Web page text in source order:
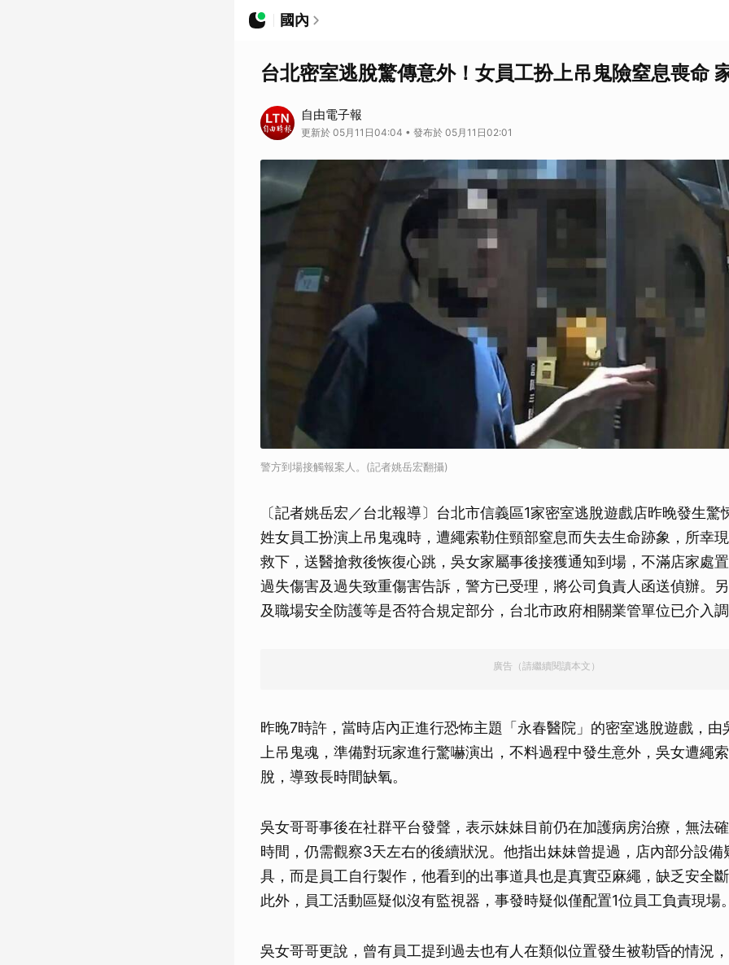
國內
台北密室逃脫驚傳意外！女員工扮上吊鬼險窒息喪命
自由電子報
更新於 05月11日04:04 • 發布於 05月11日02:01
警方到場接觸報案人。(記者姚岳宏翻攝)
〔記者姚岳宏／台北報導〕台北市信義區1家密室逃脫遊戲店昨晚發生
姓女員工扮演上吊鬼魂時，遭繩索勒住頸部窒息而失去生命跡象，所幸
救下，送醫搶救後恢復心跳，吳女家屬事後接獲通知到場，不滿店家處
過失傷害及過失致重傷害告訴，警方已受理，將公司負責人函送偵辦。
及職場安全防護等是否符合規定部分，台北市政府相關業管單位已介入
廣告（請繼續閱讀本文）
昨晚7時許，當時店內正進行恐怖主題「永春醫院」的密室逃脫遊戲，由
上吊鬼魂，準備對玩家進行驚嚇演出，不料過程中發生意外，吳女遭繩
脫，導致長時間缺氧。
吳女哥哥事後在社群平台發聲，表示妹妹目前仍在加護病房治療，無法
時間，仍需觀察3天左右的後續狀況。他指出妹妹曾提過，店內部分設備
具，而是員工自行製作，他看到的出事道具也是真實亞麻繩，缺乏安全
此外，員工活動區疑似沒有監視器，事發時疑似僅配置1位員工負責現場
吳女哥哥更說，曾有員工提到過去也有人在類似位置發生被勒昏的情況